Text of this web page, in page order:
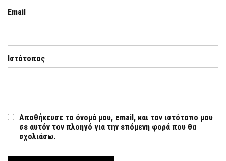
Email
Ιστότοπος
Αποθήκευσε το όνομά μου, email, και τον ιστότοπο μου
σε αυτόν τον πλοηγό για την επόμενη φορά που θα
σχολιάσω.